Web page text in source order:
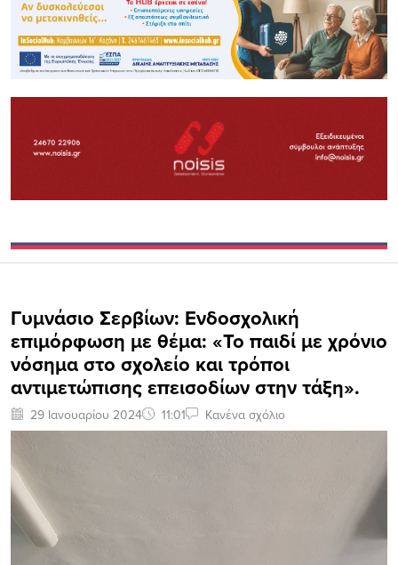
Γυμνάσιο Σερβίων: Ενδοσχολική
επιμόρφωση με θέμα: «Το παιδί με χρόνιο
νόσημα στο σχολείο και τρόποι
αντιμετώπισης επεισοδίων στην τάξη».
29 Ιανουαρίου 2024 11:01 Κανένα σχόλιο